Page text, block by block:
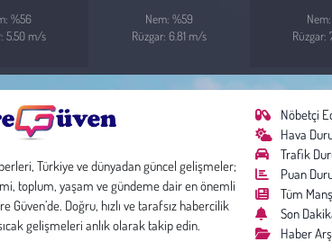
%56
5.50 m/s
Nem: %59
Rüzgar: 6.81 m/s
Rüzgar:
Türkiye ve dünyadan güncel gelişmeler;
toplum, yaşam ve gündeme dair en önemli
Güven’de. Doğru, hızlı ve tarafsız habercilik
gelişmeleri anlık olarak takip edin.
Nöbetçi
Hava
Trafik
Puan
Tüm
Son
Haber